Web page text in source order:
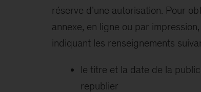
réserve d’une autorisation. Pour
annexe, en ligne ou par
indiquant les renseignements
le titre et la date de la
republier